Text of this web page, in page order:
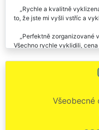
Rychle a kvalitně
to, že jste mi vyšli vstříc a
Perfektně zorganizované
Všechno rychle vyklidili,
Bezchybné zajištění
Břestu. Díky. Určitě vás budu
Pro našeho klienta z
několika domácností. Na
SLUŽBY. Výborná
činnost byla bezchybně
využívat tuto společnost,